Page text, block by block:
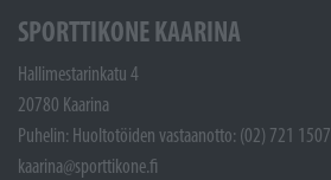
SPORTTIKONE KAARINA
Hallimestarinkatu 4
20780 Kaarina
Puhelin: Huoltotöiden vastaanotto: (02) 721 1507
kaarina@sporttikone.fi